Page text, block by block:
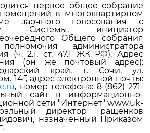
первое общее собрание
в многоквартирном
заочного голосования с
Системы, инициатор
Общего собрания
администратора
(ч. 2.1. ст. 47.1 ЖК РФ). Адрес
(он же почтовый адрес):
край, г. Сочи, ул.
14Г, адрес электронной почты:
, номер телефона: 8 (862) 271-
сайт в информационно-
сети "Интернет" www.uk-
директор Гращенков
назначенный Приказом